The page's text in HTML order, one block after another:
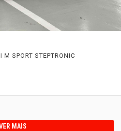
SPORT STEPTRONIC
MAIS